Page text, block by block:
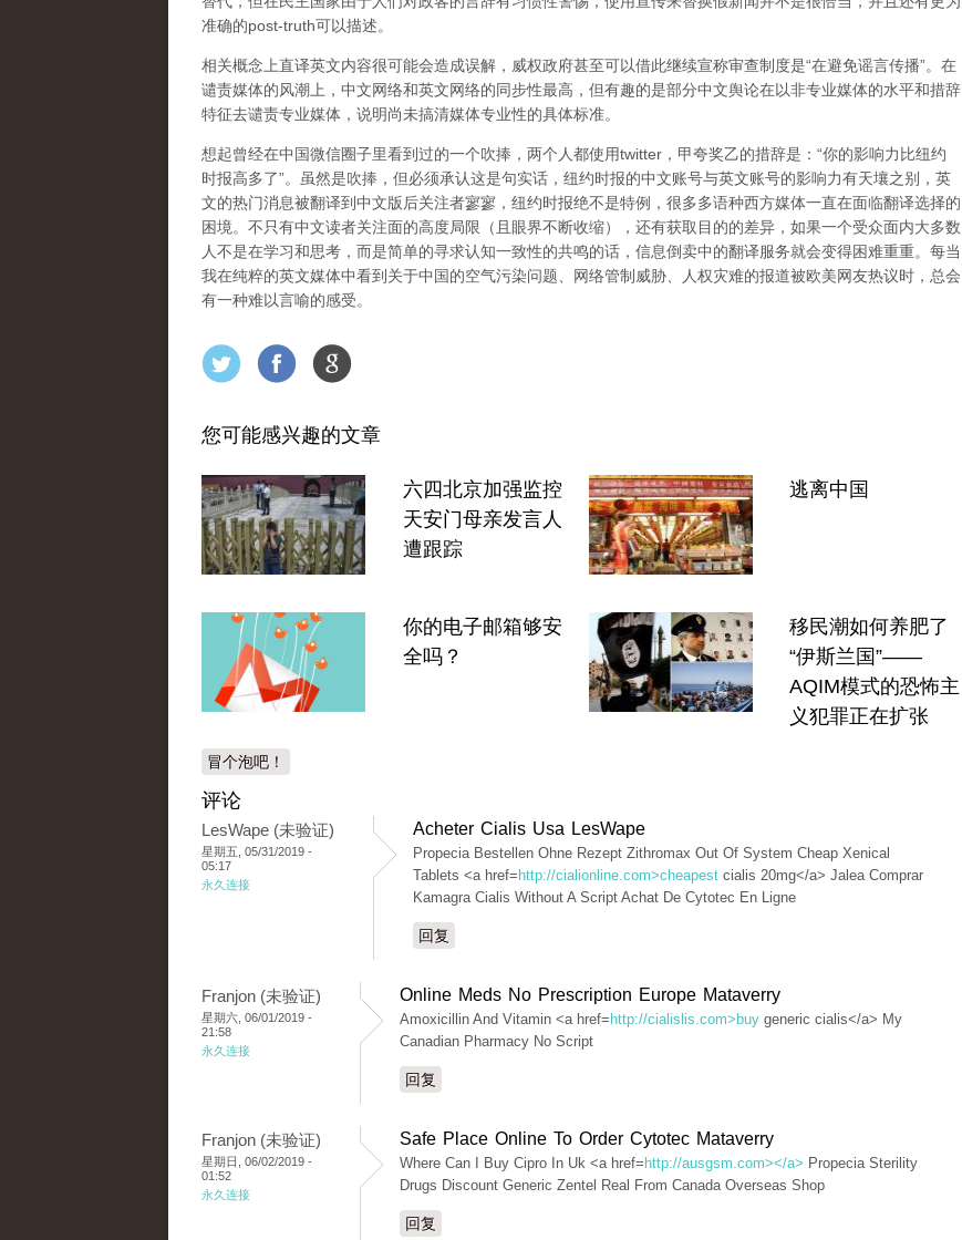
准确的post-truth可以描述。
相关概念上直译英文内容很可能会造成误解，威权政府甚至可以借此继续宣称审查制度是“在避免谣言传播”。在
谴责媒体的风潮上，中文网络和英文网络的同步性最高，但有趣的是部分中文舆论在以非专业媒体的水平和措辞
特征去谴责专业媒体，说明尚未搞清媒体专业性的具体标准。
想起曾经在中国微信圈子里看到过的一个吹捧，两个人都使用twitter，甲夸奖乙的措辞是：“你的影响力比纽约
时报高多了”。虽然是吹捧，但必须承认这是句实话，纽约时报的中文账号与英文账号的影响力有天壤之别，英
文的热门消息被翻译到中文版后关注者寥寥，纽约时报绝不是特例，很多多语种西方媒体一直在面临翻译选择的
困境。不只有中文读者关注面的高度局限（且眼界不断收缩），还有获取目的的差异，如果一个受众面内大多数
人不是在学习和思考，而是简单的寻求认知一致性的共鸣的话，信息倒卖中的翻译服务就会变得困难重重。每当
我在纯粹的英文媒体中看到关于中国的空气污染问题、网络管制威胁、人权灾难的报道被欧美网友热议时，总会
有一种难以言喻的感受。
您可能感兴趣的文章
六四北京加强监控
天安门母亲发言人
遭跟踪
逃离中国
你的电子邮箱够安
全吗？
移民潮如何养肥了
“伊斯兰国”——
AQIM模式的恐怖主
义犯罪正在扩张
冒个泡吧！
评论
LesWape (未验证)
星期五, 05/31/2019 -
05:17
永久连接
Acheter Cialis Usa LesWape
Propecia Bestellen Ohne Rezept Zithromax Out Of System Cheap Xenical
Tablets <a href= http://cialionline.com>cheapest cialis 20mg</a> Jalea Comprar
Kamagra Cialis Without A Script Achat De Cytotec En Ligne
回复
Franjon (未验证)
星期六, 06/01/2019 -
21:58
永久连接
Online Meds No Prescription Europe Mataverry
Amoxicillin And Vitamin <a href= http://cialislis.com>buy generic cialis</a> My
Canadian Pharmacy No Script
回复
Franjon (未验证)
星期日, 06/02/2019 -
01:52
永久连接
Safe Place Online To Order Cytotec Mataverry
Where Can I Buy Cipro In Uk <a href= http://ausgsm.com></a> Propecia Sterility
Drugs Discount Generic Zentel Real From Canada Overseas Shop
回复